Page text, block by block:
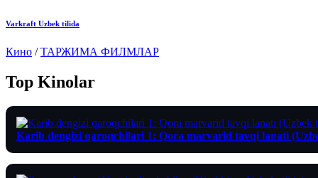
Varkraft Uzbek tilida
Кино /ТАРЖИМА ФИЛМЛАР
Top Kinolar
Karib dengizi qaroqchilari 1: Qora marvarid tavqi lanati